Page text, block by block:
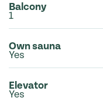
Balcony
1
Own sauna
Yes
Elevator
Yes